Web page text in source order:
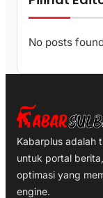
No posts found
Kabarplus adalah
untuk portal
optimasi yang
engine.